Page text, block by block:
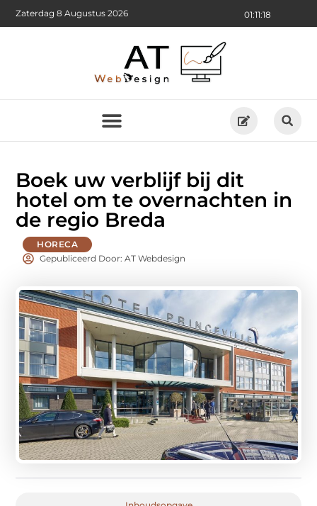
01:11:19
Zaterdag 8 Augustus 2026
Boek uw verblijf bij dit
hotel om te overnachten in
de regio Breda
HORECA
Gepubliceerd Door: AT Webdesign